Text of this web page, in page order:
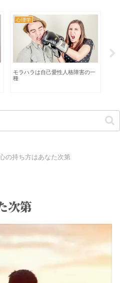
心理学
モラハラは自己愛性人格障害の一
種
の持ち方はあなた次第
次第